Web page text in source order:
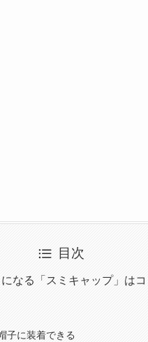
目次
なる「スミキャップ」は
子に装着できる